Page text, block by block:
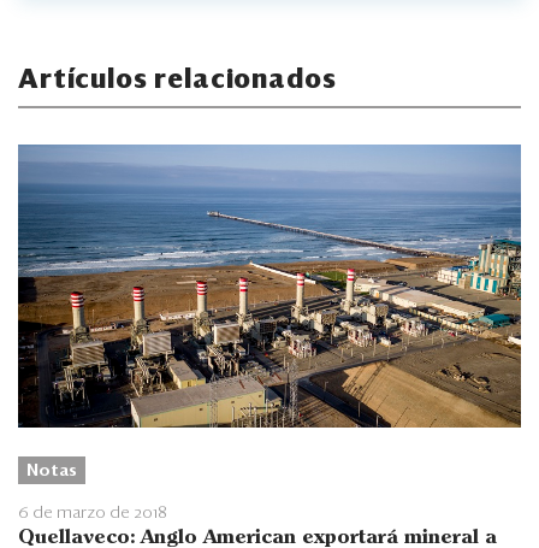
Artículos relacionados
Notas
6 de marzo de 2018
Quellaveco: Anglo American exportará mineral a